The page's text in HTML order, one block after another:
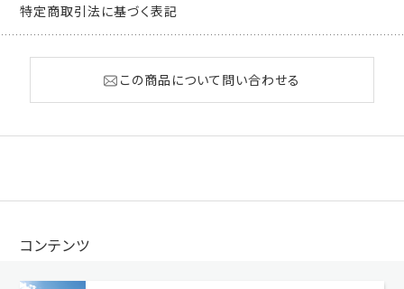
特定商取引法に基づく表記
この商品について問い合わせる
コンテンツ